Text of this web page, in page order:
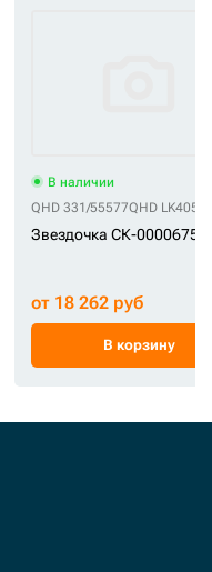
QHD UR215E221QHD V108-
В наличии
QHD 331/55577QHD LK405
Звездочка СК-0000675
от 18 262 руб
В корзину